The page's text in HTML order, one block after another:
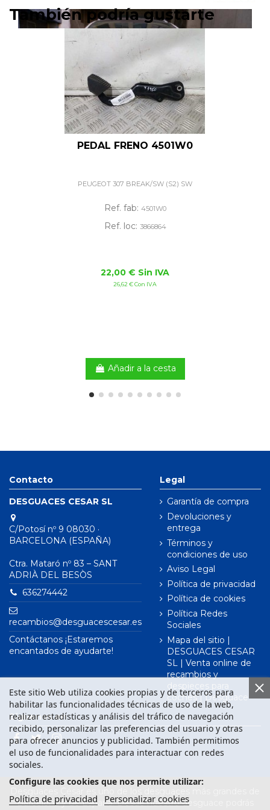
También podría gustarte
PEDAL FRENO 4501W0
PEUGEOT 307 BREAK/SW (S2) SW
Ref. fab: 4501W0
Ref. loc: 3866864
22,00 € Sin IVA
26,62 € Con IVA
Añadir a la cesta
Contacto
DESGUACES CESAR SL
C/Potosí nº 9 08030 ·
BARCELONA (ESPAÑA)
Ctra. Mataró nº 83 – SANT
ADRIÀ DEL BESÒS
636274442
recambios@desguacescesar.es
Contáctanos ¡Estaremos
encantados de ayudarte!
Legal
Garantía de compra
Devoluciones y
entrega
Términos y
condiciones de uso
Aviso Legal
Política de privacidad
Política de cookies
Política Redes
Sociales
Mapa del sitio |
DESGUACES CESAR
SL | Venta online de
recambios y
despieces para
coches | Desguace
Este sitio Web utiliza cookies propias y de terceros para
habilitar las funcionalidades técnicas de uso de la web,
realizar estadísticas y análisis del tráfico de navegación
recibido, personalizar las preferencias del usuario y otras
para ofrecer anuncios y publicidad. También permitimos
el uso de funcionalidades para interactuar con redes
sociales.
Configure las cookies que nos permite utilizar:
Política de privacidad Personalizar cookies
Síguenos en
Barcelona y de España. Desde nuestro desguace podrás